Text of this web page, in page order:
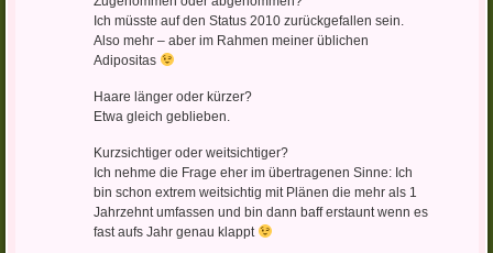
Ich müsste auf den Status 2010 zurückgefallen sein.
Also mehr – aber im Rahmen meiner üblichen
Adipositas
Haare länger oder kürzer?
Etwa gleich geblieben.
Kurzsichtiger oder weitsichtiger?
Ich nehme die Frage eher im übertragenen Sinne: Ich
bin schon extrem weitsichtig mit Plänen die mehr als 1
Jahrzehnt umfassen und bin dann baff erstaunt wenn es
fast aufs Jahr genau klappt